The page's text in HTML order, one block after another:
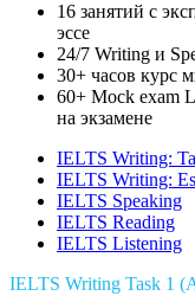
16 занятий с
эссе
24/7 Writing и
30+ часов курс
60+ Mock exam
на экзамене
IELTS Writing:
IELTS Writing:
IELTS Speaking
IELTS Reading
IELTS Listening
IELTS Writing Task 1